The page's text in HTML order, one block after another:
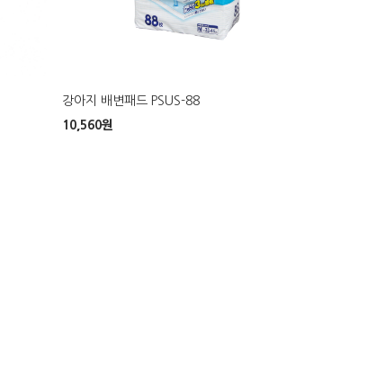
강아지 배변패드 PSUS-88
10,560원